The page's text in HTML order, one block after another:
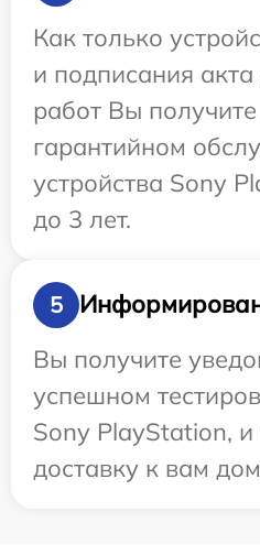
Как только
и подписания
работ Вы
гарантийном
устройства Sony
до 3 лет.
5
Вы получите
успешном
Sony PlayStation,
доставку к вам